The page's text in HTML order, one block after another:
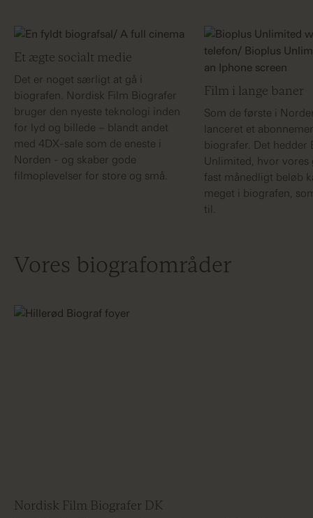
Et ægte socialt medie
Det er noget særligt at gå i
biografen. Nordisk Film Biografer
bruger den nyeste teknologi inden
for lyd og billede – blandt andet
med 4DX-sale som de eneste i
Norden - og skaber gode
filmoplevelser for store og små.
Film i lange baner
Som de første i
lanceret et
biografer. Det hedder
Unlimited, hvor
fast månedligt beløb
meget i biografen,
til.
Vores biografområder
Nordisk Film Biografer DK